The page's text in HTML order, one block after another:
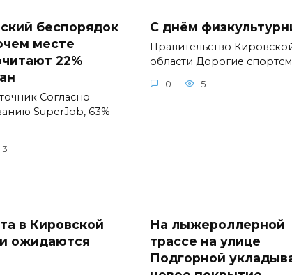
беспорядок
месте
22%
Согласно
SuperJob, 63%
3
С днём
Правительство
области Дорогие
0 5
в Кировской
ожидаются
На лыжероллерной
трассе на улице
Подгорной